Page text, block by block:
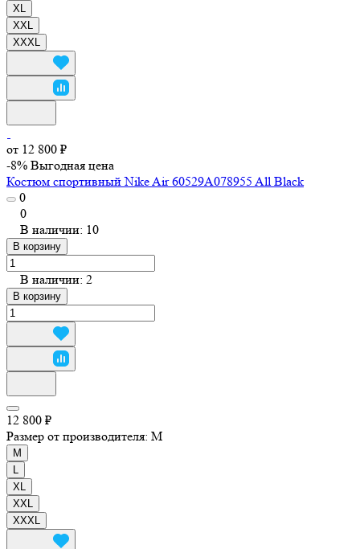
XL
XXL
XXXL
от 12 800 ₽
-8% Выгодная цена
Костюм спортивный Nike Air 60529A078955 All Black
0
0
В наличии: 10
В корзину
В наличии: 2
В корзину
12 800 ₽
Размер от производителя: M
M
XL
XXL
XXXL